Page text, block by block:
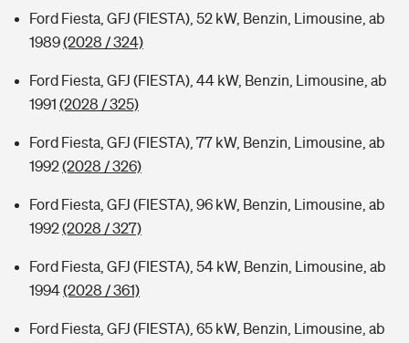
Ford Fiesta, GFJ (FIESTA), 52 kW, Benzin, Limousine, ab
1989(2028 / 324)
Ford Fiesta, GFJ (FIESTA), 44 kW, Benzin, Limousine, ab
1991 (2028 / 325)
Ford Fiesta, GFJ (FIESTA), 77 kW, Benzin, Limousine, ab
1992(2028 / 326)
Ford Fiesta, GFJ (FIESTA), 96 kW, Benzin, Limousine, ab
1992(2028 / 327)
Ford Fiesta, GFJ (FIESTA), 54 kW, Benzin, Limousine, ab
1994(2028 / 361)
Ford Fiesta, GFJ (FIESTA), 65 kW, Benzin, Limousine, ab